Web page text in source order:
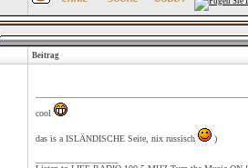
Beitrag
cool
das is a ISLÄNDISCHE Seite, nix russisch
)